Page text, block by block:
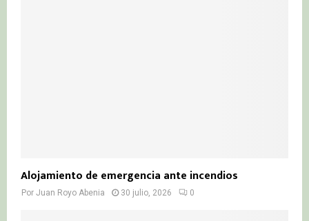
Alojamiento de emergencia ante incendios
Por Juan Royo Abenia 30 julio, 2026 0